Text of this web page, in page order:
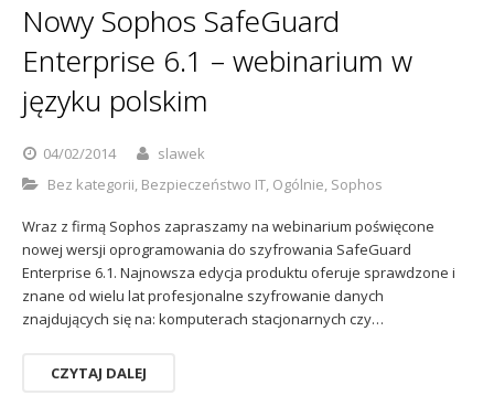
Serwery pocztowe
Sophos
Kontakt
Polityka prywatności
Nowy Sophos SafeGuard
Enterprise 6.1 – webinarium w
języku polskim
04/02/2014
slawek
Bez kategorii, Bezpieczeństwo IT, Ogólnie, Sophos
Wraz z firmą Sophos zapraszamy na webinarium poświęcone
nowej wersji oprogramowania do szyfrowania SafeGuard
Enterprise 6.1. Najnowsza edycja produktu oferuje sprawdzone i
znane od wielu lat profesjonalne szyfrowanie danych
znajdujących się na: komputerach stacjonarnych czy…
CZYTAJ DALEJ